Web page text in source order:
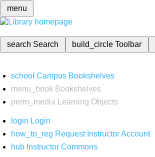
menu
search Search build_circleToolbar
school Campus Bookshelves
menu_book Bookshelves
perm_media
Learning Objects
login Login
how_to_reg Request Instructor Account
hub Instructor Commons